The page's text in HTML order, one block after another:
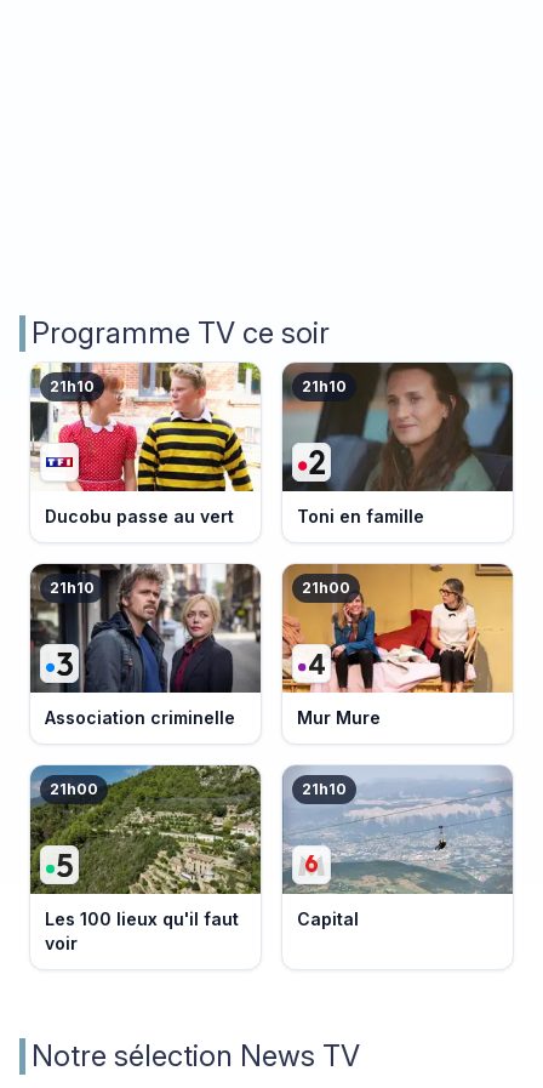
Programme TV ce soir
21h10
Ducobu passe au vert
21h10
Toni en famille
21h10
Association criminelle
21h00
Mur Mure
21h00
Les 100 lieux qu'il faut
voir
21h10
Capital
Notre sélection News TV